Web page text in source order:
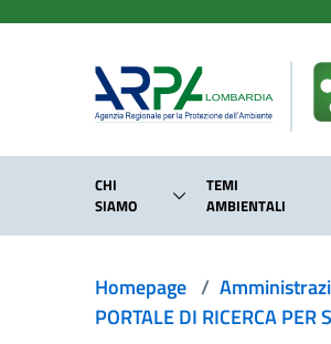
CHI
SIAMO
TEMI
AMBIENTALI
Homepage /
PORTALE DI RICERCA